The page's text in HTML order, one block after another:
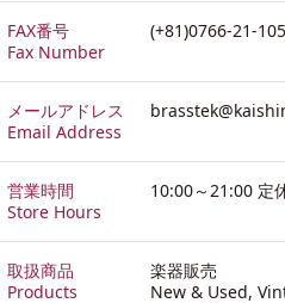
FAX番号
Fax Number
(+81)0766-21-
メールアドレス
Email Address
営業時間
Store Hours
10:00～21:00 定
取扱商品
Products
楽器販売
New & Used,